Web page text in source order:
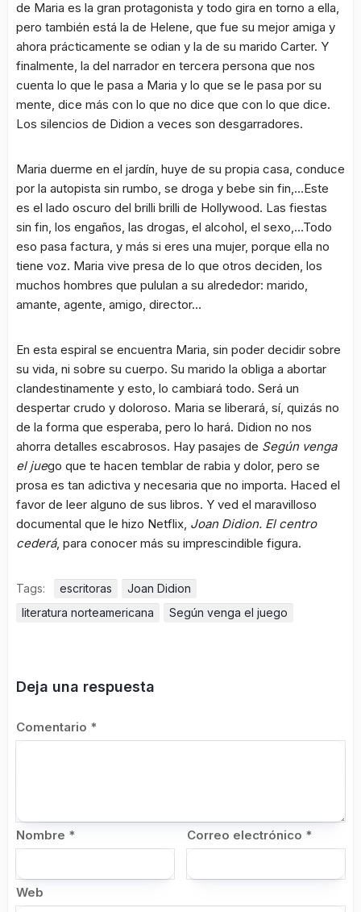
de Maria es la gran protagonista y todo gira en torno a ella,
pero también está la de Helene, que fue su mejor amiga y
ahora prácticamente se odian y la de su marido Carter. Y
finalmente, la del narrador en tercera persona que nos
cuenta lo que le pasa a Maria y lo que se le pasa por su
mente, dice más con lo que no dice que con lo que dice.
Los silencios de Didion a veces son desgarradores.
Maria duerme en el jardín, huye de su propia casa, conduce
por la autopista sin rumbo, se droga y bebe sin fin,…Este
es el lado oscuro del brilli brilli de Hollywood. Las fiestas
sin fin, los engaños, las drogas, el alcohol, el sexo,…Todo
eso pasa factura, y más si eres una mujer, porque ella no
tiene voz. Maria vive presa de lo que otros deciden, los
muchos hombres que pululan a su alrededor: marido,
amante, agente, amigo, director…
En esta espiral se encuentra Maria, sin poder decidir sobre
su vida, ni sobre su cuerpo. Su marido la obliga a abortar
clandestinamente y esto, lo cambiará todo. Será un
despertar crudo y doloroso. Maria se liberará, sí, quizás no
de la forma que esperaba, pero lo hará. Didion no nos
ahorra detalles escabrosos. Hay pasajes de Según venga
el juego que te hacen temblar de rabia y dolor, pero se
prosa es tan adictiva y necesaria que no importa. Haced el
favor de leer alguno de sus libros. Y ved el maravilloso
documental que le hizo Netflix, Joan Didion. El centro
cederá, para conocer más su imprescindible figura.
Tags: escritoras
Joan Didion
literatura norteamericana
Según venga el juego
Deja una respuesta
Comentario *
Nombre * Correo electrónico *
Web